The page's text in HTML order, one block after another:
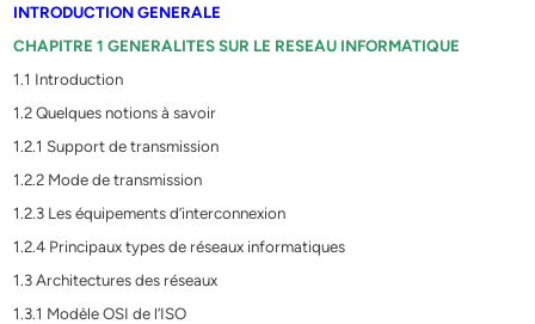
INTRODUCTION GENERALE
CHAPITRE 1 GENERALITES SUR LE RESEAU INFORMATIQUE
1.1 Introduction
1.2 Quelques notions à savoir
1.2.1 Support de transmission
1.2.2 Mode de transmission
1.2.3 Les équipements d’interconnexion
1.2.4 Principaux types de réseaux informatiques
1.3 Architectures des réseaux
1.3.1 Modèle OSI de l’ISO